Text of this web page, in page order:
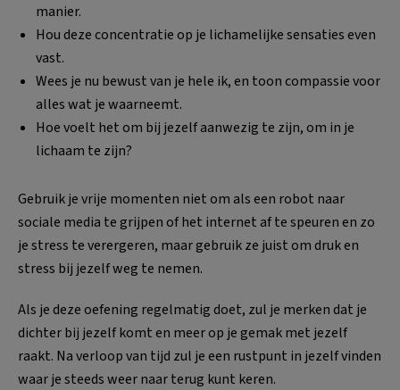
manier.
Hou deze concentratie op je lichamelijke sensaties even
vast.
Wees je nu bewust van je hele ik, en toon compassie voor
alles wat je waarneemt.
Hoe voelt het om bij jezelf aanwezig te zijn, om in je
lichaam te zijn?
Gebruik je vrije momenten niet om als een robot naar
sociale media te grijpen of het internet af te speuren en zo
je stress te verergeren, maar gebruik ze juist om druk en
stress bij jezelf weg te nemen.
Als je deze oefening regelmatig doet, zul je merken dat je
dichter bij jezelf komt en meer op je gemak met jezelf
raakt. Na verloop van tijd zul je een rustpunt in jezelf vinden
waar je steeds weer naar terug kunt keren.